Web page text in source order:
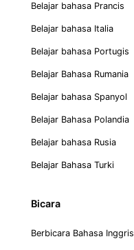
Belajar bahasa Prancis
Belajar bahasa Italia
Belajar bahasa Portugis
Belajar Bahasa Rumania
Belajar bahasa Spanyol
Belajar Bahasa Polandia
Belajar bahasa Rusia
Belajar Bahasa Turki
Bicara
Berbicara Bahasa Inggris